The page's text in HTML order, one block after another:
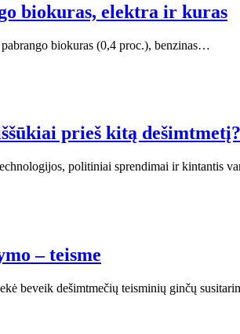
biokuras, elektra ir kuras
biokuras (0,4 proc.), benzinas…
prieš kitą dešimtmetį?
politiniai sprendimai ir kintantis
– teisme
beveik dešimtmečių teisminių ginčų